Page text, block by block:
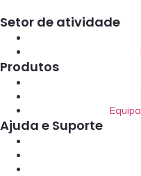
Setor de atividade
Produtos
Ajuda e Suporte